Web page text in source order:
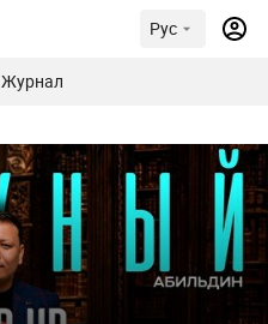
Рус
Журнал